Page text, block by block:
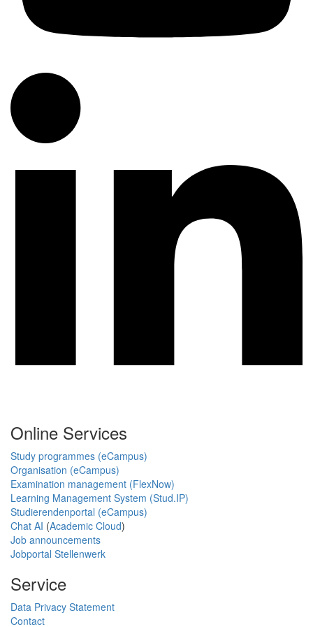
Online Services
Study programmes (eCampus)
Organisation (eCampus)
Examination management (FlexNow)
Learning Management System (Stud.IP)
Studierendenportal (eCampus)
Chat AI (Academic Cloud)
Job announcements
Jobportal Stellenwerk
Service
Data Privacy Statement
Contact